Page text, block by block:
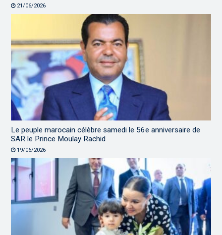
21/06/2026
Le peuple marocain célèbre samedi le 56e anniversaire de
SAR le Prince Moulay Rachid
19/06/2026